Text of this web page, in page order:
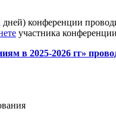
конференции
участника
в 2025-2026 гг»